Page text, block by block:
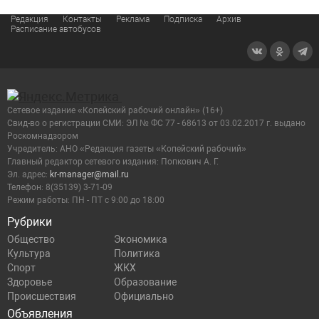
Редакция Контакты Реклама Подписка
Архив
Расписание автобусов
Рубрики
Общество
Экономика
Культура
Политика
Спорт
ЖКХ
Здоровье
Образование
Происшествия
Официально
Объявления
Сетевое издание «Копейский рабочий онлайн» (16+)
Cвид-во о регистрации СМИ: ЭЛ № ФС 77 - 68613 от 03.02.2017 г. выдано
Роскомнадзором
Учредитель: АНО «Редакция газеты «Копейский рабочий»
Главный редактор сетевого издания: Попкович А. Г.
Эл. адрес: kr-manager@mail.ru
Телефон: 8(35139) 3-71-09
Режим работы: ПН - ПТ с 9:00 до 18:00